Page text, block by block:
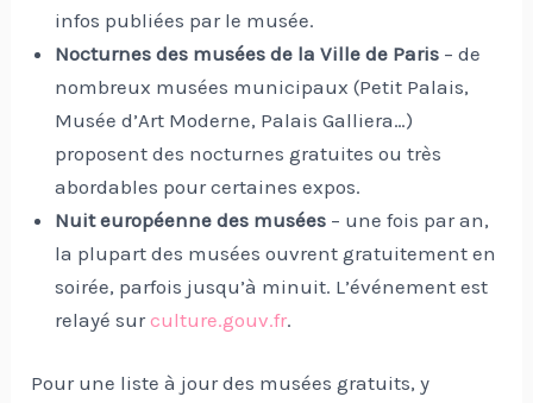
infos publiées par le musée.
Nocturnes des musées de la Ville de Paris – de
nombreux musées municipaux (Petit Palais,
Musée d’Art Moderne, Palais Galliera…)
proposent des nocturnes gratuites ou très
abordables pour certaines expos.
Nuit européenne des musées – une fois par an,
la plupart des musées ouvrent gratuitement en
soirée, parfois jusqu’à minuit. L’événement est
relayé surculture.gouv.fr.
Pour une liste à jour des musées gratuits, y